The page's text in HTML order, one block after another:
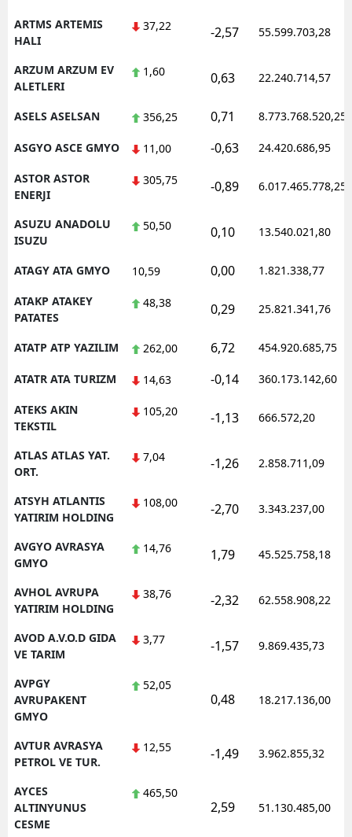
ARTMS ARTEMIS
HALI
37,22 -2,57 55.599.703,28
ARZUM ARZUM EV
ALETLERI
1,60 0,63 22.240.714,57
ASELS ASELSAN 356,25 0,71 8.773.768.520,25
ASGYO ASCE GMYO 11,00 -0,63 24.420.686,95
ASTOR ASTOR
ENERJI
305,75 -0,89 6.017.465.778,25
ASUZU ANADOLU
ISUZU
50,50 0,10 13.540.021,80
ATAGY ATA GMYO 10,59 0,00 1.821.338,77
ATAKP ATAKEY
PATATES
48,38 0,29 25.821.341,76
ATATP ATP YAZILIM 262,00 6,72 454.920.685,75
ATATR ATA TURIZM 14,63 -0,14 360.173.142,60
ATEKS AKIN
TEKSTIL
105,20 -1,13 666.572,20
ATLAS ATLAS YAT.
ORT.
7,04 -1,26 2.858.711,09
ATSYH ATLANTIS
YATIRIM HOLDING
108,00 -2,70 3.343.237,00
AVGYO AVRASYA
GMYO
14,76 1,79 45.525.758,18
AVHOL AVRUPA
YATIRIM HOLDING
38,76 -2,32 62.558.908,22
AVOD A.V.O.D GIDA
VE TARIM
3,77 -1,57 9.869.435,73
AVPGY
AVRUPAKENT
GMYO
52,05
0,48 18.217.136,00
AVTUR AVRASYA
PETROL VE TUR.
12,55 -1,49 3.962.855,32
AYCES
ALTINYUNUS
CESME
465,50
2,59 51.130.485,00